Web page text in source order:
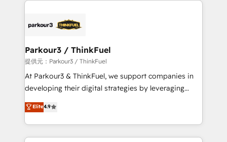
strategies that integrate data-driven marketing,
companies scale faster and smarter. 🔹 BOOMS:
Demand generation for all your buyers With BOOMS,
you invest in 100% of your buyers, accelerating your
growth and positioning yourself as an undisputed
transformation process A methodology designed to
implement HubSpot effectively and optimize your
Parkour3 / ThinkFuel
提供元：Parkour3 / ThinkFuel
At Parkour3 & ThinkFuel, we support companies in
developing their digital strategies by leveraging
technologies and automating their marketing and
sales processes to generate growth. Our offer spans
from Strategy to Operations. We specialize in CRM
onboarding and implementation, web design, sales
Elite4.9